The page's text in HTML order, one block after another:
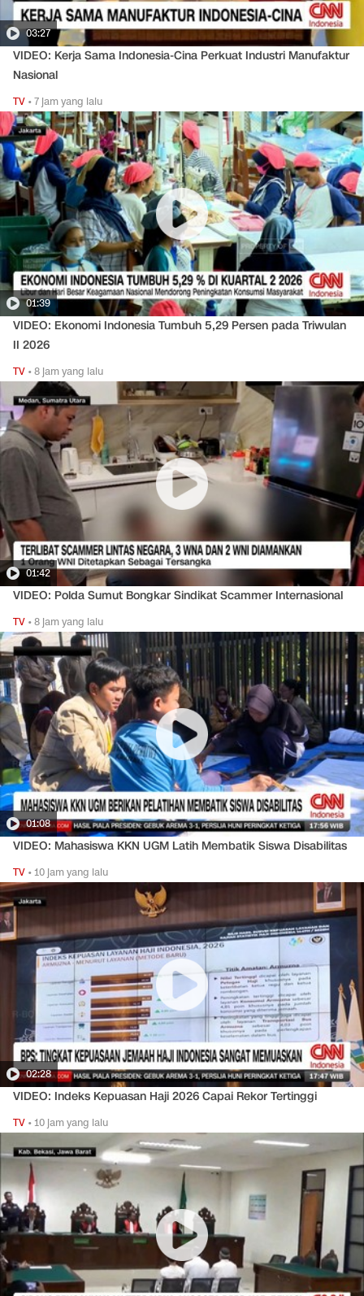
03:27
VIDEO: Kerja Sama Indonesia-Cina Perkuat Industri Manufaktur
Nasional
TV •7 jam yang lalu
01:39
VIDEO: Ekonomi Indonesia Tumbuh 5,29 Persen pada Triwulan
II 2026
TV •8 jam yang lalu
01:42
VIDEO: Polda Sumut Bongkar Sindikat Scammer Internasional
TV •8 jam yang lalu
01:08
VIDEO: Mahasiswa KKN UGM Latih Membatik Siswa Disabilitas
TV •10 jam yang lalu
02:28
VIDEO: Indeks Kepuasan Haji 2026 Capai Rekor Tertinggi
TV •10 jam yang lalu